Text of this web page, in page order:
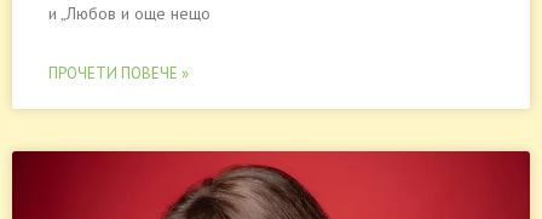
и „Любов и още нещо
ПРОЧЕТИ ПОВЕЧЕ »